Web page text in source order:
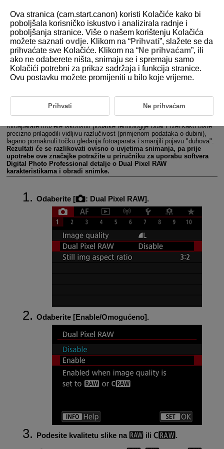
D180-055
Dual Pixel RAW
dobivaju se posebne Dual Pixel RAW slike koje sadrže dvostruke
pikselne podatke sa slikovnog senzora. To nazivamo Dual Pixel RAW
fotoaparate možete iskoristiti podatke tehnologije Dual Pixel kako biste
precizno prilagodili vidljivu razlučivost (primjenom podataka o dubini),
lagano pomaknuli točku gledanja fotoaparata i smanjili pojavu "duhova".
Rezultati će se razlikovati ovisno o uvjetima snimanja, pa prije
upotrebe ove značajke potražite u priručniku za uporabu softvera
Digital Photo Professional detalje o Dual Pixel RAW
karakteristikama i obradi snimke.
Odaberite [ : Dual Pixel RAW].
Odaberite [Enable/Omogućeno].
Podesite kvalitetu slike na ili .
Ova stranica (cam.start.canon) koristi Kolačiće kako bi
poboljšala korisničko iskustvo i analizirala radnje i
poboljšanja stranice. Više o našem korištenju Kolačića
možete saznati ovdje. Klikom na “Prihvati”, slažete se da
prihvaćate sve Kolačiće. Klikom na “Ne prihvaćam”, ili
ako ne odaberete ništa, snimaju se i spremaju samo
Kolačići potrebni za prikaz sadržaja i funkcija stranice.
Ovu postavku možete promijeniti u bilo koje vrijeme.
Prihvati Ne prihvaćam